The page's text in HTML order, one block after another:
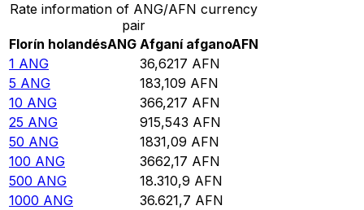
Rate information of ANG/AFN currency
pair
Florín holandésANG Afganí afganoAFN
1 ANG 36,6217 AFN
5 ANG 183,109 AFN
10 ANG 366,217 AFN
25 ANG 915,543 AFN
50 ANG 1831,09 AFN
100 ANG 3662,17 AFN
500 ANG 18.310,9 AFN
1000 ANG 36.621,7 AFN